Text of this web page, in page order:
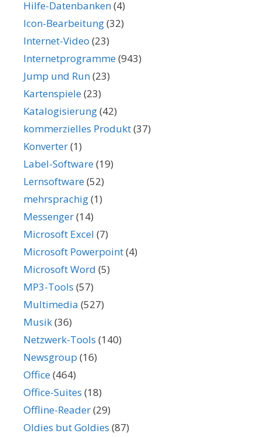
Hilfe-Datenbanken(4)
Icon-Bearbeitung(32)
Internet-Video (23)
Internetprogramme(943)
Jump und Run(23)
Kartenspiele(23)
Katalogisierung(42)
kommerzielles Produkt(37)
Konverter(1)
Label-Software(19)
Lernsoftware(52)
mehrsprachig(1)
Messenger(14)
Microsoft Excel (7)
Microsoft Powerpoint(4)
Microsoft Word (5)
MP3-Tools (57)
Multimedia (527)
Musik(36)
Netzwerk-Tools (140)
Newsgroup (16)
Office(464)
Office-Suites (18)
Offline-Reader(29)
Oldies but Goldies (87)